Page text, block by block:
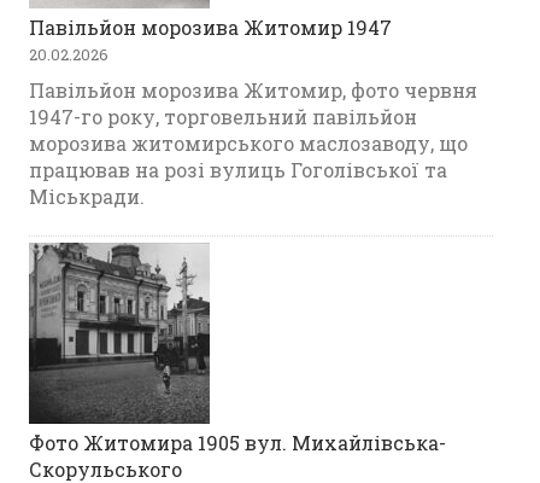
Павільйон морозива Житомир 1947
20.02.2026
Павільйон морозива Житомир, фото червня
1947-го року, торговельний павільйон
морозива житомирського маслозаводу, що
працював на розі вулиць Гоголівської та
Міськради.
Фото Житомира 1905 вул. Михайлівська-
Скорульського